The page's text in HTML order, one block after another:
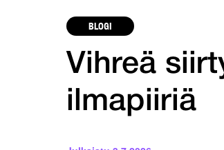
BLOGI
Vihreä
ilmapiiriä